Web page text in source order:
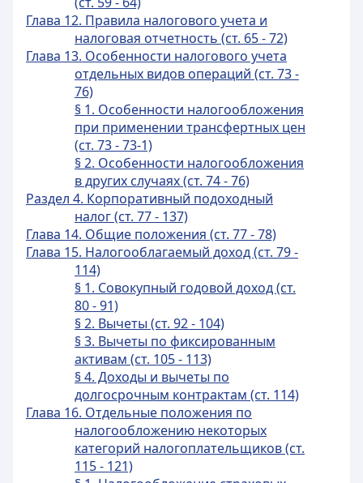
Глава 12. Правила налогового учета и
налоговая отчетность (ст. 65 - 72)
Глава 13. Особенности налогового учета
отдельных видов операций (ст. 73 -
76)
§ 1. Особенности налогообложения
при применении трансфертных цен
(ст. 73 - 73-1)
§ 2. Особенности налогообложения
в других случаях (ст. 74 - 76)
Раздел 4. Корпоративный подоходный
налог (ст. 77 - 137)
Глава 14. Общие положения (ст. 77 - 78)
Глава 15. Налогооблагаемый доход (ст. 79 -
114)
§ 1. Совокупный годовой доход (ст.
80 - 91)
§ 2. Вычеты (ст. 92 - 104)
§ 3. Вычеты по фиксированным
активам (ст. 105 - 113)
§ 4. Доходы и вычеты по
долгосрочным контрактам (ст. 114)
Глава 16. Отдельные положения по
налогообложению некоторых
категорий налогоплательщиков (ст.
115 - 121)